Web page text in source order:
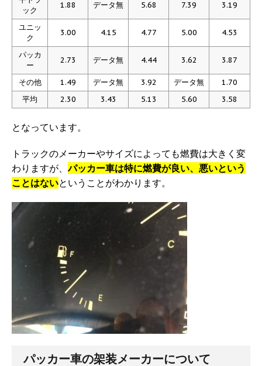
ック
1.88 データ無 5.68 7.39 3.19
ユニッ
ク
3.00 4.15 4.77 5.00 4.53
パッカ
ー
2.73 データ無 4.44 3.62 3.87
その他 1.49 データ無 3.92 データ無
1.70
平均
2.30 3.43 5.13 5.60 3.58
となっています。
トラックのメーカーやサイズによっても燃費は大きく変
わりますが、パッカー車は特に燃費が良い、悪いという
ことはないということがわかります。
パッカー車の架装メーカーについて